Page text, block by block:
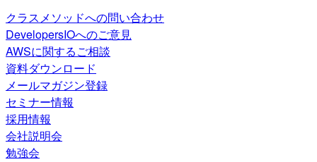
クラスメソッドへの問い合わせ
DevelopersIOへのご意見
AWSに関するご相談
資料ダウンロード
メールマガジン登録
セミナー情報
採用情報
会社説明会
勉強会